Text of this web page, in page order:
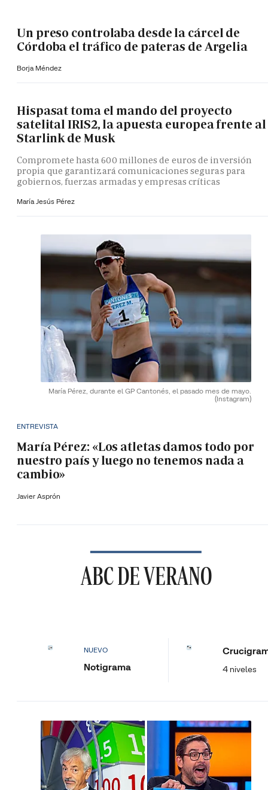
Un preso controlaba desde la cárcel de
Córdoba el tráfico de pateras de Argelia
Borja Méndez
Hispasat toma el mando del proyecto
satelital IRIS2, la apuesta europea frente al
Starlink de Musk
Compromete hasta 600 millones de euros de inversión
propia que garantizará comunicaciones seguras para
gobiernos, fuerzas armadas y empresas críticas
María Jesús Pérez
María Pérez, durante el GP Cantonés, el pasado mes de mayo.
(Instagram)
ENTREVISTA
María Pérez: «Los atletas damos todo por
nuestro país y luego no tenemos nada a
cambio»
Javier Asprón
ABC DE VERANO
NUEVO
Notigrama 4 niveles